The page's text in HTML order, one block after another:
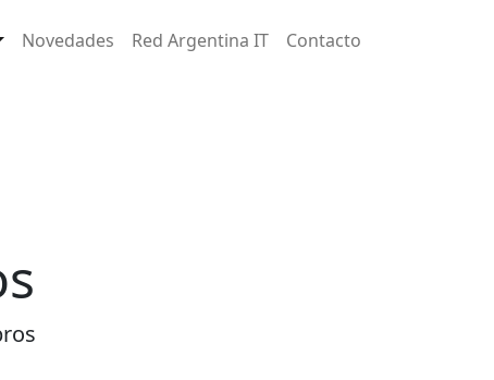
Novedades Red Argentina IT Contacto